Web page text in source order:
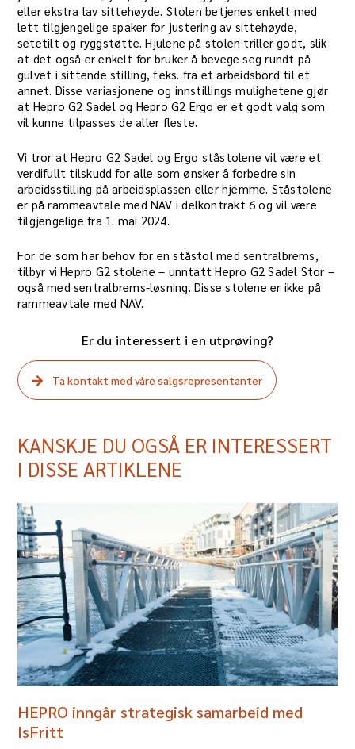
eller ekstra lav sittehøyde. Stolen betjenes enkelt med
lett tilgjengelige spaker for justering av sittehøyde,
setetilt og ryggstøtte. Hjulene på stolen triller godt, slik
at det også er enkelt for bruker å bevege seg rundt på
gulvet i sittende stilling, f.eks. fra et arbeidsbord til et
annet. Disse variasjonene og innstillings mulighetene gjør
at Hepro G2 Sadel og Hepro G2 Ergo er et godt valg som
vil kunne tilpasses de aller fleste.
Vi tror at Hepro G2 Sadel og Ergo ståstolene vil være et
verdifullt tilskudd for alle som ønsker å forbedre sin
arbeidsstilling på arbeidsplassen eller hjemme. Ståstolene
er på rammeavtale med NAV i delkontrakt 6 og vil være
tilgjengelige fra 1. mai 2024.
For de som har behov for en ståstol med sentralbrems,
tilbyr vi Hepro G2 stolene – unntatt Hepro G2 Sadel Stor –
også med sentralbrems-løsning. Disse stolene er ikke på
rammeavtale med NAV.
Er du interessert i en utprøving?
Ta kontakt med våre salgsrepresentanter
KANSKJE DU OGSÅ ER INTERESSERT
I DISSE ARTIKLENE
HEPRO inngår strategisk samarbeid med
IsFritt